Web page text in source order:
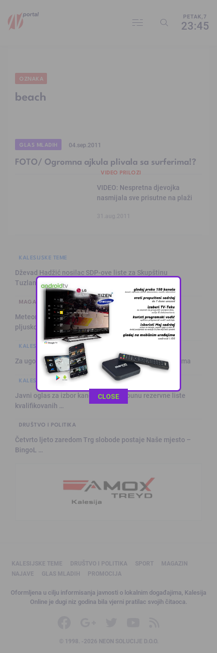
PETAK,7
23:45
OZNAKA
beach
GLAS MLADIH 04.sep.2011
FOTO/ Ogromna ajkula plivala sa surferima!?
VIDEO PRILOZI
VIDEO: Nespretna djevojka
nasmijala sve prisutne na plaži
KALESIJSKE TEME
Dževad Hadžić nosilac SDP-ove liste za Skupštinu
Tuzlanskog kanton …
MAGAZIN
Meteorolozi najavili blagu promjenu vremena: Sutra
pljuskovi i grmljav …
KALESIJSKE TEME
Za ugodnije ljeto: Klima servis „Ćiro“ na usluzi građanima
KALESIJSKE TEME
Javni oglas za izbor kandidata za popunu rezervne liste
kvalifikovanih …
DRUŠTVO I POLITIKA
Četvrto ljeto zaredom Trg slobode postaje Naše mjesto –
BingoL …
KALESIJSKE TEME DRUŠTVO I POLITIKA SPORT
MAGAZIN
NAJAVE
GLAS MLADIH PROMOCIJA
Oformljena u cilju informisanja javnosti o lokalnim događajima, Kalesija
Online je dugi niz godina bila vjerni pratilac svojih čitaoca.
© 1998. -2026 NEON SOLUCIJE D.O.O.
This popup will close in: 11
CLOSE